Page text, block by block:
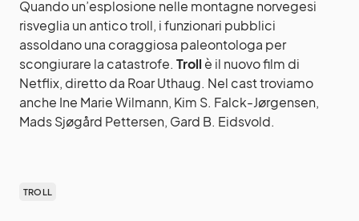
Quando un’esplosione nelle montagne norvegesi
risveglia un antico troll, i funzionari pubblici
assoldano una coraggiosa paleontologa per
scongiurare la catastrofe. Troll è il nuovo film di
Netflix, diretto da Roar Uthaug. Nel cast troviamo
anche Ine Marie Wilmann, Kim S. Falck-Jørgensen,
Mads Sjøgård Pettersen, Gard B. Eidsvold.
TROLL